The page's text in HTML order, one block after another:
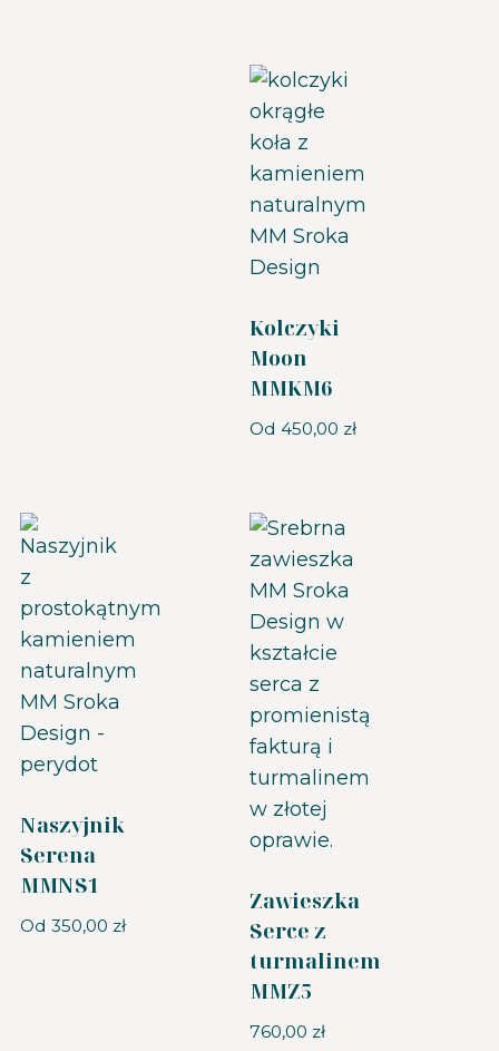
Kolczyki
Moon
MMKM6
Od 450,00 zł
Naszyjnik
Serena
MMNS1
Od 350,00 zł
Zawieszka
Serce z
turmalinem
MMZ5
760,00 zł